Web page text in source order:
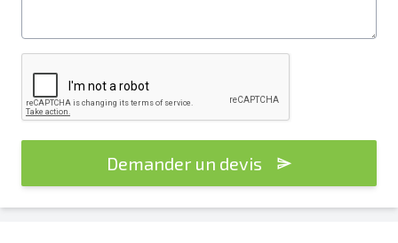
Demander un devis